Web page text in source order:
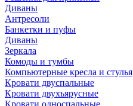
Диваны
Антресоли
Банкетки и пуфы
Диваны
Зеркала
Комоды и тумбы
Компьютерные кресла и стулья
Кровати двуспальные
Кровати двухъярусные
Кровати односпальные